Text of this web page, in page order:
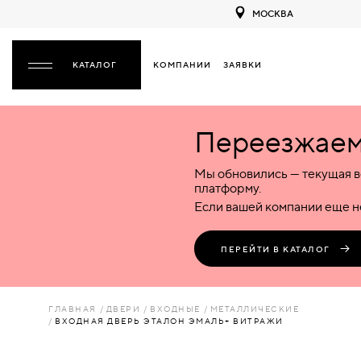
МОСКВА
КОМПАНИИ ЗАЯВКИ
НАЗАД
ПЛАСТИКОВЫЕ
ЛЮКИ
Межкомнатные
Деревянные
Пластиковые
Комбинированные
Входные
Металлические
Пластиковые
Стеклянные
Комбинированные
Специализированные
Металлические
Пластиковые
Стеклянные
Комбинированные
Мы обновились — текущая
платформу.
Если вашей компании еще
ПЕРЕЙТИ В КАТАЛОГ
ГЛАВНАЯ ДВЕРИ ВХОДНЫЕ
МЕТАЛЛИЧЕСКИЕ
ВХОДНАЯ ДВЕРЬ ЭТАЛОН ЭМАЛЬ+ ВИТРАЖИ